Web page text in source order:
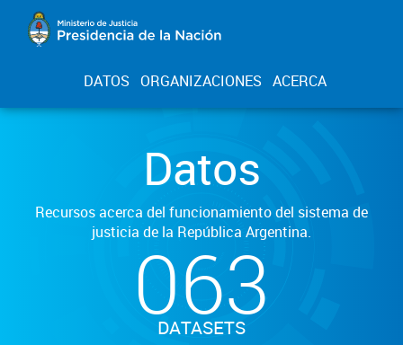
DATOS ORGANIZACIONES ACERCA
Datos
Recursos acerca del funcionamiento del sistema de
justicia de la República Argentina.
063
DATASETS